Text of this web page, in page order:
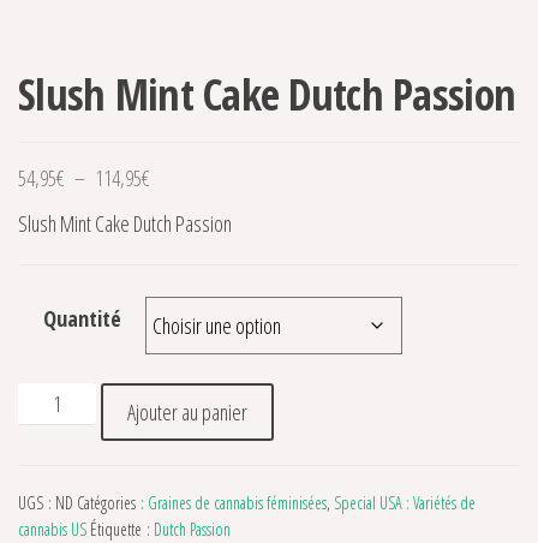
Slush Mint Cake Dutch Passion
54,95€ – 114,95€
Slush Mint Cake Dutch Passion
Quantité
quantité de Slush Mint Cake Dutch Passion
Ajouter au panier
UGS : ND Catégories : Graines de cannabis féminisées, Special USA : Variétés de
cannabis US Étiquette : Dutch Passion